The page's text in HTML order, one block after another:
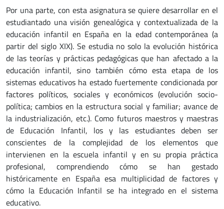
Por una parte, con esta asignatura se quiere desarrollar en el
estudiantado una visión genealógica y contextualizada de la
educación infantil en España en la edad contemporánea (a
partir del siglo XIX). Se estudia no solo la evolución histórica
de las teorías y prácticas pedagógicas que han afectado a la
educación infantil, sino también cómo esta etapa de los
sistemas educativos ha estado fuertemente condicionada por
factores políticos, sociales y económicos (evolución socio-
política; cambios en la estructura social y familiar; avance de
la industrialización, etc.). Como futuros maestros y maestras
de Educación Infantil, los y las estudiantes deben ser
conscientes de la complejidad de los elementos que
intervienen en la escuela infantil y en su propia práctica
profesional, comprendiendo cómo se han gestado
históricamente en España esa multiplicidad de factores y
cómo la Educación Infantil se ha integrado en el sistema
educativo.